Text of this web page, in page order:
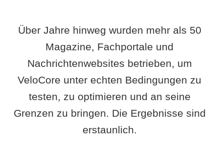
Über Jahre hinweg wurden mehr als 50
Magazine, Fachportale und
Nachrichtenwebsites betrieben, um
VeloCore unter echten Bedingungen zu
testen, zu optimieren und an seine
Grenzen zu bringen. Die Ergebnisse sind
erstaunlich.